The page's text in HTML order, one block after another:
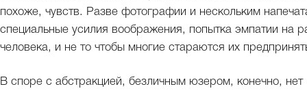
похоже, чувств. Разве фотографии и нескольким
специальные усилия воображения, попытка эмпатии на
человека, и не то чтобы многие стараются их
В споре с абстракцией, безличным юзером, конечно,